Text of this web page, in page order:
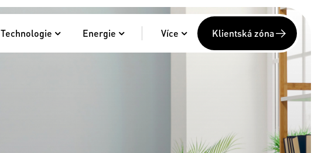
Technologie Energie Více Klientská zóna